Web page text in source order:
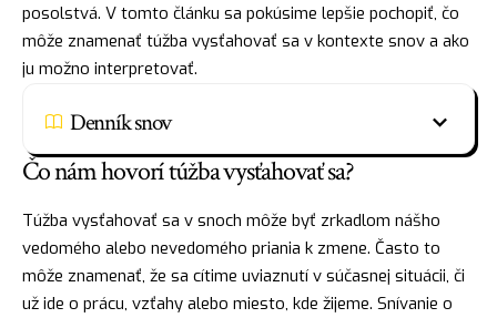
posolstvá. V tomto článku sa pokúsime lepšie pochopiť, čo
môže znamenať túžba vysťahovať sa v kontexte snov a ako
ju možno interpretovať.
Denník snov
Čo nám hovorí túžba vysťahovať sa?
Túžba vysťahovať sa v snoch môže byť zrkadlom nášho
vedomého alebo nevedomého priania k zmene. Často to
môže znamenať, že sa cítime uviaznutí v súčasnej situácii, či
už ide o prácu, vzťahy alebo miesto, kde žijeme. Snívanie o